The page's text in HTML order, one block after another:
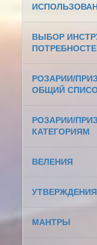
ВЫБОР
РОЗАРИИ/
ОБЩИЙ
РОЗАРИИ/
КАТЕГОРИЯМ
ВЕЛЕНИЯ
УТВЕРЖДЕНИЯ
МАНТРЫ